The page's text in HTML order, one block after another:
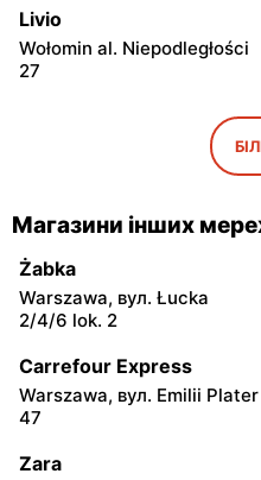
Livio
Wołomin al. Niepodległości
27
Otwock, вул. Warszawska
Livio
Jadowska 14B
Livio
Batorego 4
Livio
Żeromskiego 121
Магазини інших
Żabka
Warszawa, вул. Łucka
2/4/6 lok. 2
Carrefour Express
Warszawa, вул. Emilii Plater
47
Zara